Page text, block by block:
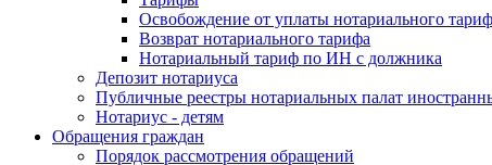
Освобождение от уплаты нотариального
Возврат нотариального тарифа
Нотариальный тариф по ИН с должника
Депозит нотариуса
Публичные реестры нотариальных палат
Нотариус - детям
Обращения граждан
Порядок рассмотрения обращений